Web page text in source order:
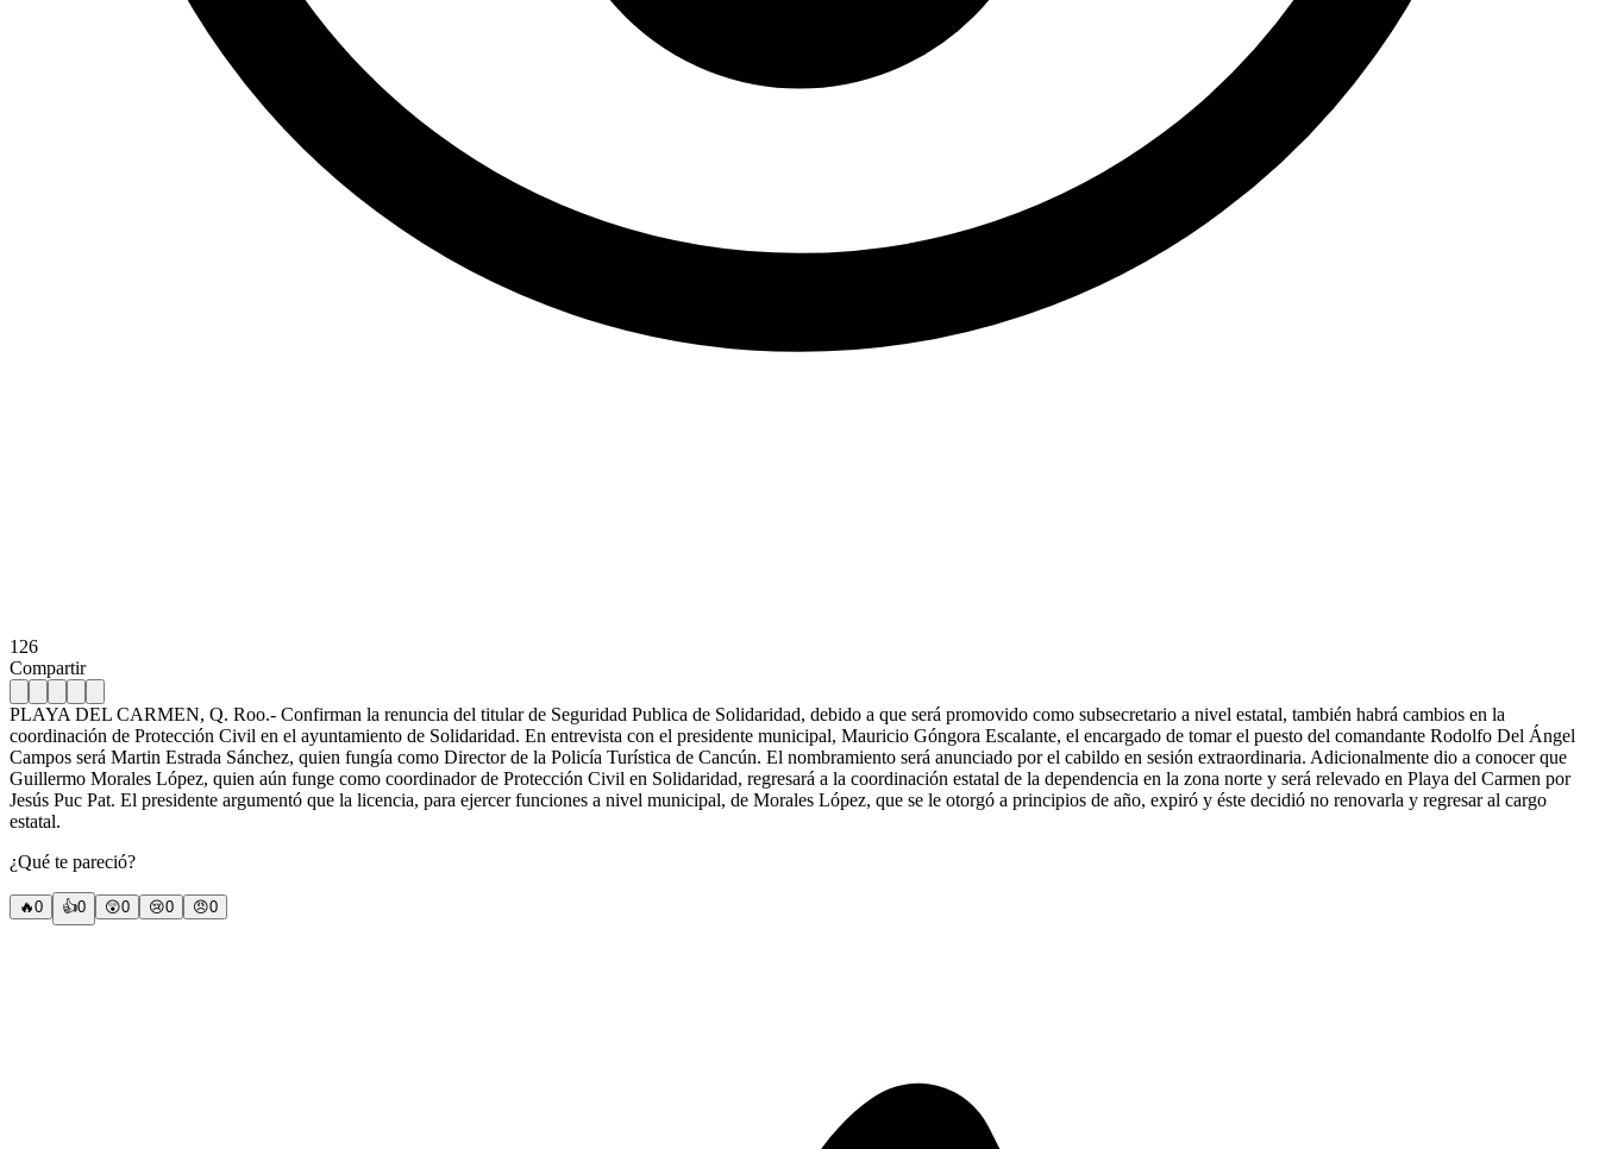
126
Compartir
PLAYA DEL CARMEN, Q. Roo.- Confirman la renuncia del titular de Seguridad Publica de Solidaridad, debido a que será promovido como subsecretario a nivel estatal, también habrá cambios en la
coordinación de Protección Civil en el ayuntamiento de Solidaridad. En entrevista con el presidente municipal, Mauricio Góngora Escalante, el encargado de tomar el puesto del comandante Rodolfo Del Ángel
Campos será Martin Estrada Sánchez, quien fungía como Director de la Policía Turística de Cancún. El nombramiento será anunciado por el cabildo en sesión extraordinaria. Adicionalmente dio a conocer que
Guillermo Morales López, quien aún funge como coordinador de Protección Civil en Solidaridad, regresará a la coordinación estatal de la dependencia en la zona norte y será relevado en Playa del Carmen por
Jesús Puc Pat. El presidente argumentó que la licencia, para ejercer funciones a nivel municipal, de Morales López, que se le otorgó a principios de año, expiró y éste decidió no renovarla y regresar al cargo
estatal.
¿Qué te pareció?
🔥0 👍0 😲0 😢0 😠0